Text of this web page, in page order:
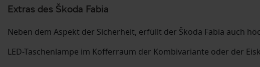
Extras des Škoda Fabia
Neben dem Aspekt der Sicherheit, erfüllt der Škoda Fabia auch
LED-Taschenlampe im Kofferraum der Kombivariante oder der